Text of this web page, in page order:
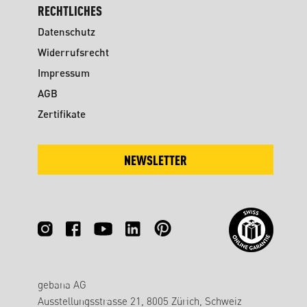
RECHTLICHES
Datenschutz
Widerrufsrecht
Impressum
AGB
Zertifikate
NEWSLETTER
gebana AG
Ausstellungsstrasse 21, 8005 Zürich, Schweiz